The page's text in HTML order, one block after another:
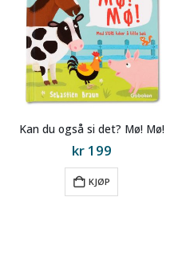
Kan du også si det? Mø! Mø!
kr199
KJØP